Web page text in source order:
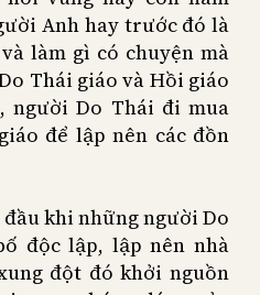
Anh hay trước đó là
làm gì có chuyện mà
Thái giáo và Hồi giáo
người Do Thái đi mua
để lập nên các đồn
khi những người Do
độc lập, lập nên nhà
đột đó khởi nguồn